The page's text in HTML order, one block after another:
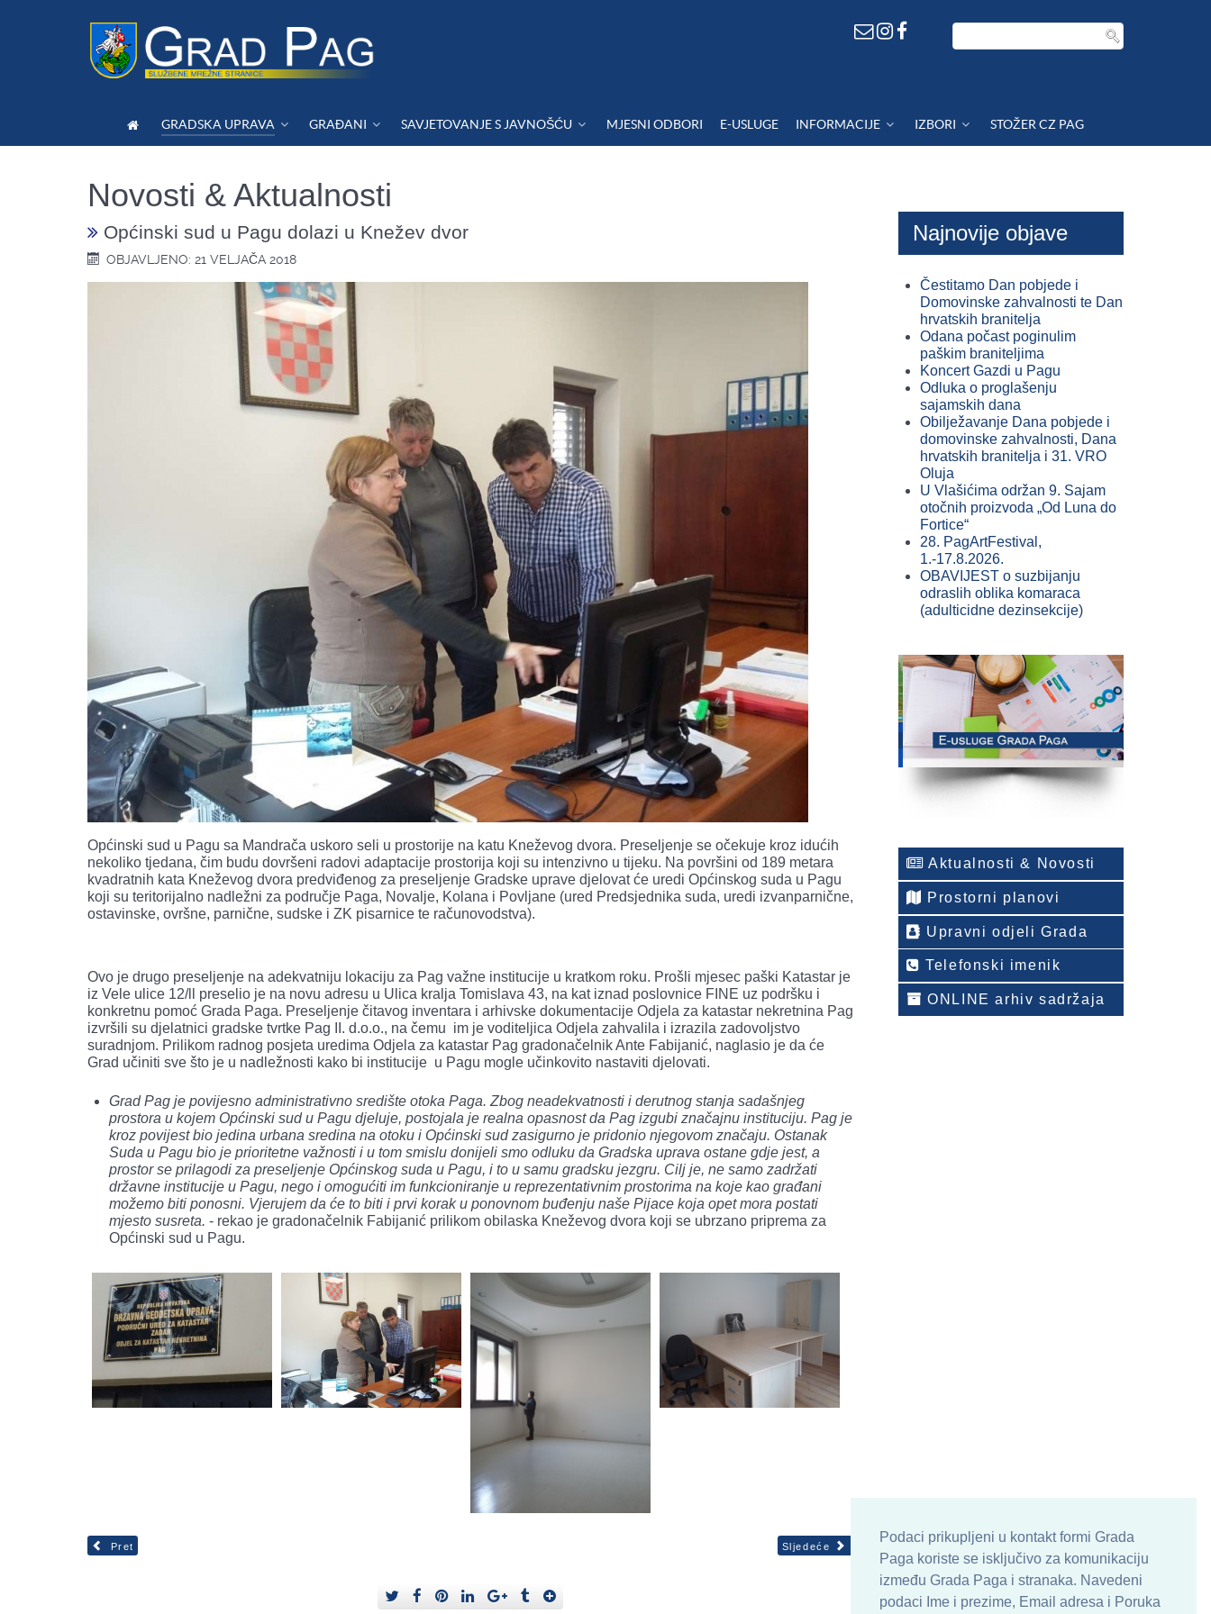
Podaci prikupljeni u kontakt formi Grada
Paga koriste se isključivo za komunikaciju
između Grada Paga i stranaka. Navedeni
podaci Ime i prezime, Email adresa i Poruka
GRADSKA UPRAVA GRAĐANI SAVJETOVANJE S JAVNOŠĆU MJESNI ODBORI E-USLUGE INFORMACIJE IZBORI STOŽER CZ PAG
Novosti & Aktualnosti
Općinski sud u Pagu dolazi u Knežev dvor
OBJAVLJENO: 21 VELJAČA 2018
Općinski sud u Pagu sa Mandrača uskoro seli u prostorije na katu Kneževog dvora. Preseljenje se očekuje kroz idućih
nekoliko tjedana, čim budu dovršeni radovi adaptacije prostorija koji su intenzivno u tijeku. Na površini od 189 metara
kvadratnih kata Kneževog dvora predviđenog za preseljenje Gradske uprave djelovat će uredi Općinskog suda u Pagu
koji su teritorijalno nadležni za područje Paga, Novalje, Kolana i Povljane (ured Predsjednika suda, uredi izvanparnične,
ostavinske, ovršne, parnične, sudske i ZK pisarnice te računovodstva).
Ovo je drugo preseljenje na adekvatniju lokaciju za Pag važne institucije u kratkom roku. Prošli mjesec paški Katastar je
iz Vele ulice 12/ll preselio je na novu adresu u Ulica kralja Tomislava 43, na kat iznad poslovnice FINE uz podršku i
konkretnu pomoć Grada Paga. Preseljenje čitavog inventara i arhivske dokumentacije Odjela za katastar nekretnina Pag
izvršili su djelatnici gradske tvrtke Pag II. d.o.o., na čemu im je voditeljica Odjela zahvalila i izrazila zadovoljstvo
suradnjom. Prilikom radnog posjeta uredima Odjela za katastar Pag gradonačelnik Ante Fabijanić, naglasio je da će
Grad učiniti sve što je u nadležnosti kako bi institucije u Pagu mogle učinkovito nastaviti djelovati.
Grad Pag je povijesno administrativno središte otoka Paga. Zbog neadekvatnosti i derutnog stanja sadašnjeg
prostora u kojem Općinski sud u Pagu djeluje, postojala je realna opasnost da Pag izgubi značajnu instituciju. Pag je
kroz povijest bio jedina urbana sredina na otoku i Općinski sud zasigurno je pridonio njegovom značaju. Ostanak
Suda u Pagu bio je prioritetne važnosti i u tom smislu donijeli smo odluku da Gradska uprava ostane gdje jest, a
prostor se prilagodi za preseljenje Općinskog suda u Pagu, i to u samu gradsku jezgru. Cilj je, ne samo zadržati
državne institucije u Pagu, nego i omogućiti im funkcioniranje u reprezentativnim prostorima na koje kao građani
možemo biti ponosni. Vjerujem da će to biti i prvi korak u ponovnom buđenju naše Pijace koja opet mora postati
mjesto susreta. - rekao je gradonačelnik Fabijanić prilikom obilaska Kneževog dvora koji se ubrzano priprema za
Općinski sud u Pagu.
Pret Sljedeće
Najnovije objave
Čestitamo Dan pobjede i
Domovinske zahvalnosti te Dan
hrvatskih branitelja
Odana počast poginulim
paškim braniteljima
Koncert Gazdi u Pagu
Odluka o proglašenju
sajamskih dana
Obilježavanje Dana pobjede i
domovinske zahvalnosti, Dana
hrvatskih branitelja i 31. VRO
Oluja
U Vlašićima održan 9. Sajam
otočnih proizvoda „Od Luna do
Fortice“
28. PagArtFestival,
1.-17.8.2026.
OBAVIJEST o suzbijanju
odraslih oblika komaraca
(adulticidne dezinsekcije)
Aktualnosti & Novosti
Prostorni planovi
Upravni odjeli Grada
Telefonski imenik
ONLINE arhiv sadržaja